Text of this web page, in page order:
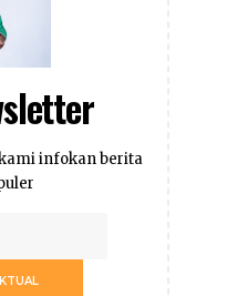
infokan berita